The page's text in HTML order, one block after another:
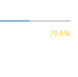
79.8%